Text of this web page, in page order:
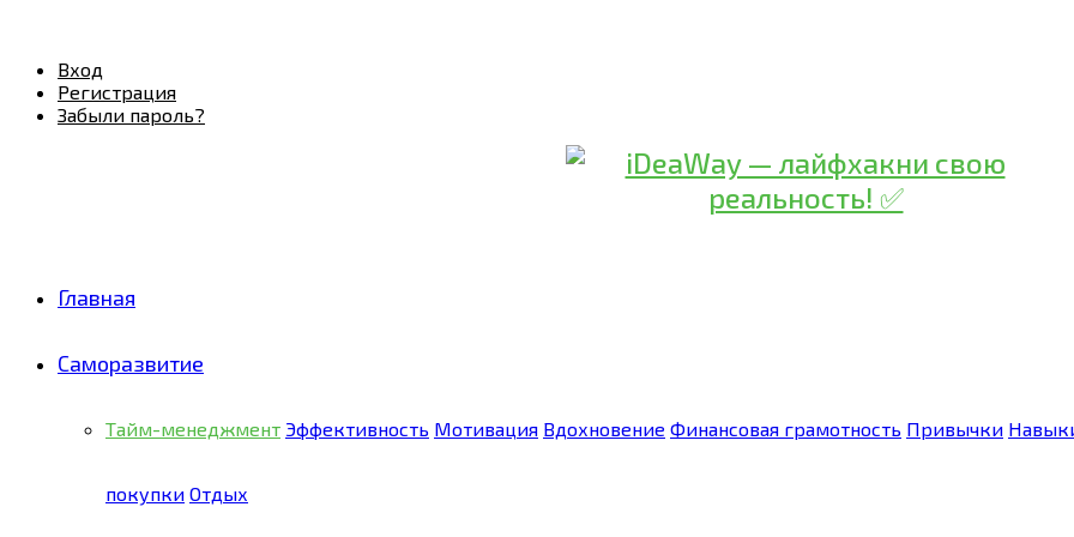
Вход
Регистрация
Забыли пароль?
Главная
Саморазвитие
Тайм-менеджмент Эффективность Мотивация Вдохновение Финансовая грамотность Привычки
покупки Отдых